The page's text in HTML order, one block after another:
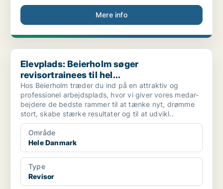
Mere info
Elevplads: Beierholm søger revisortrainees til hel...
Elevplads: Beierholm søger
revisortrainees til hel...
Hos Beierholm træder du ind på en attraktiv og
professionel arbejdsplads, hvor vi giver vores medar­
bejdere de bedste rammer til at tænke nyt, drømme
stort, skabe stærke resultater og til at udvikl..
Område
Hele Danmark
Type
Revisor